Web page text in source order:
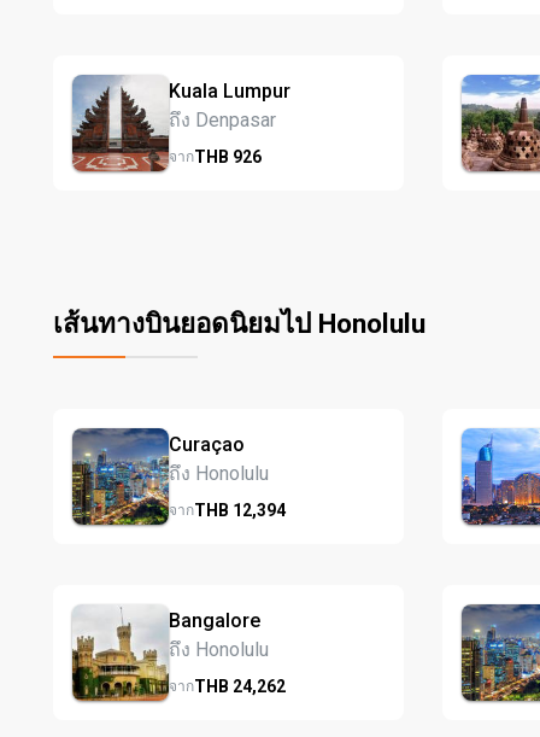
Kuala Lumpur
ถึง Denpasar
จากTHB 926
เส้นทางบินยอดนิยมไป Honolulu
Curaçao
ถึง Honolulu
จากTHB 12,394
Bangalore
ถึง Honolulu
จากTHB 24,262